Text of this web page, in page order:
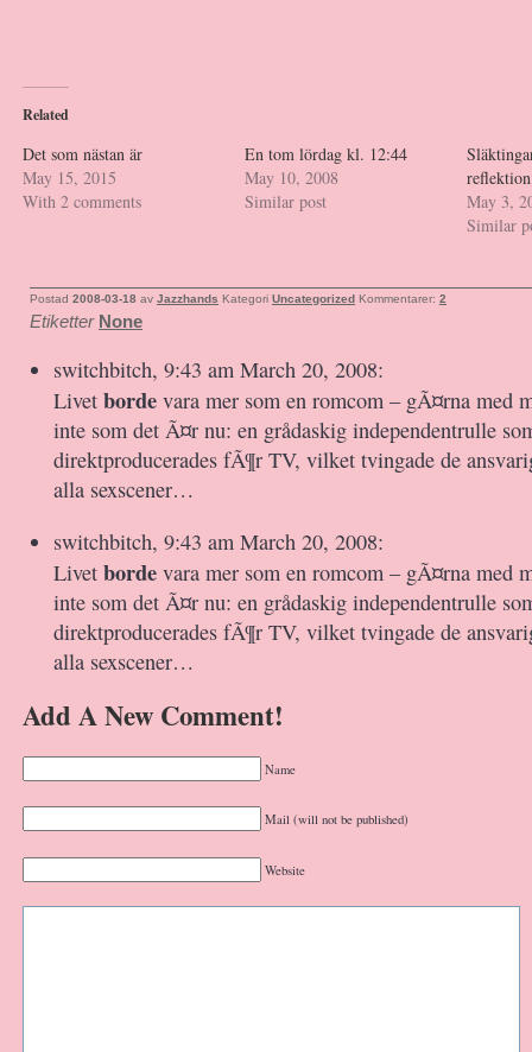
Related
Det som nästan är
May 15, 2015
With 2 comments
En tom lördag kl. 12:44
May 10, 2008
Similar post
reflektion
May 3,
Similar
Postad 2008-03-18 av Jazzhands Kategori Uncategorized Kommentarer: 2
Etiketter None
switchbitch, 9:43 am March 20, 2008:
Livet borde vara mer som en romcom – gÃ¤rna med
inte som det Ã¤r nu: en grådaskig independentrulle
direktproducerades fÃ¶r TV, vilket tvingade de
alla sexscener…
switchbitch, 9:43 am March 20, 2008:
Livet borde vara mer som en romcom – gÃ¤rna med
inte som det Ã¤r nu: en grådaskig independentrulle
direktproducerades fÃ¶r TV, vilket tvingade de
alla sexscener…
Add A New Comment!
Name
Mail (will not be published)
Website